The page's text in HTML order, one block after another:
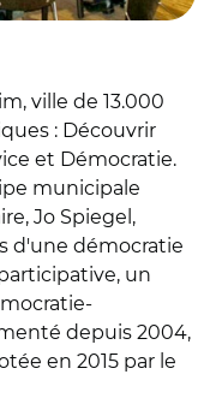
ville de 13.000
: Découvrir
et Démocratie.
municipale
Jo Spiegel,
d'une démocratie
un
depuis 2004,
en 2015 par le